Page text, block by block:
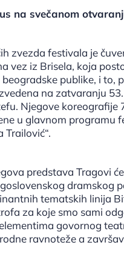
na svečanom
zvezda festivala je
vez iz Brisela, koja
beogradske publike, i
na zatvaranju
Njegove koreografije
u glavnom programu
Trailović“.
predstava Tragovi
dramskog
tematskih linija
za koje smo sami
govornog
ravnoteže a